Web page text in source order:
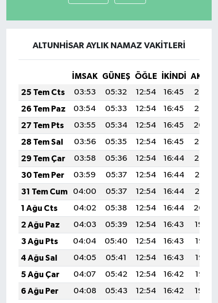
ALTUNHİSAR AYLIK NAMAZ VAKITLERI
İMSAK GÜNEŞ ÖĞLE İKINDI
25 Tem Cts
03:53 05:32 12:54 16:45
20:06
26 Tem Paz
03:54 05:33 12:54 16:45
20:05
27 Tem Pts
03:55 05:34 12:54 16:45
20:04
28 Tem Sal
03:56 05:35 12:54 16:45
20:03
29 Tem Çar
03:58 05:36 12:54 16:44
20:02
30 Tem Per
03:59 05:37 12:54 16:44
20:01
31 Tem Cum
04:00 05:37 12:54 16:44
20:01
1 Ağu Cts
04:02 05:38 12:54 16:44
20:00
2 Ağu Paz
04:03 05:39 12:54 16:43
19:59
3 Ağu Pts
04:04 05:40 12:54 16:43
19:58
4 Ağu Sal
04:05 05:41 12:54 16:43
19:57
5 Ağu Çar
04:07 05:42 12:54 16:42
19:56
6 Ağu Per
04:08 05:43 12:54 16:42
19:54